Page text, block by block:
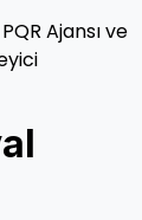
Ajansı ve